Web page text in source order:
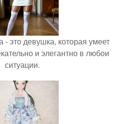
это девушка, которая умеет
и элегантно в любои
ситуации.